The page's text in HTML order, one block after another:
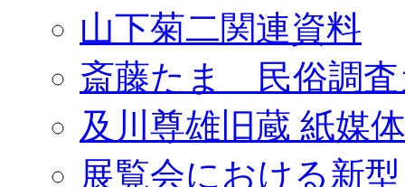
山下菊二関連資料
斎藤たま 民俗調査
及川尊雄旧蔵 紙媒
展覧会における新